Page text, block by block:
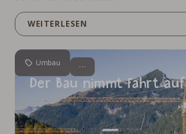
WEITERLESEN
Umbau
Der Bau nimmt Fahrt auf